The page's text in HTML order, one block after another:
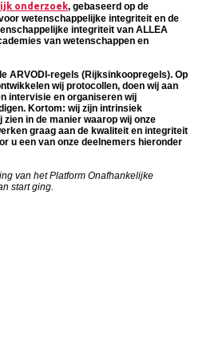
onderzoek, gebaseerd op de
wetenschappelijke integriteit en de
integriteit van ALLEA
van wetenschappen en
ARVODI-regels (Rijksinkoopregels). Op
wij protocollen, doen wij aan
intervisie en organiseren wij
Kortom: wij zijn intrinsiek
in de manier waarop wij onze
graag aan de kwaliteit en integriteit
u een van onze deelnemers hieronder
van het Platform Onafhankelijke
start ging.